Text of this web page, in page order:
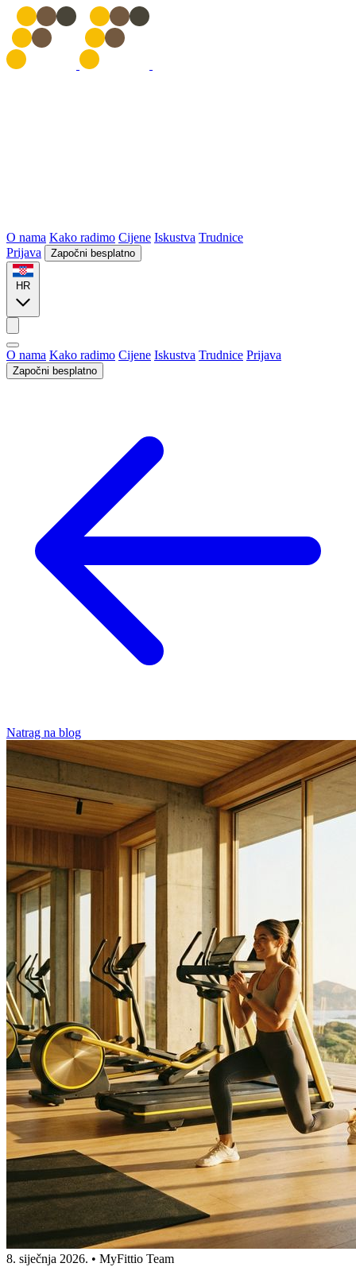
O nama Kako radimo Cijene Iskustva Trudnice
Prijava
Započni besplatno
HR
O nama Kako radimo Cijene Iskustva Trudnice Prijava
Započni besplatno
Natrag na blog
8. siječnja 2026. • MyFittio Team